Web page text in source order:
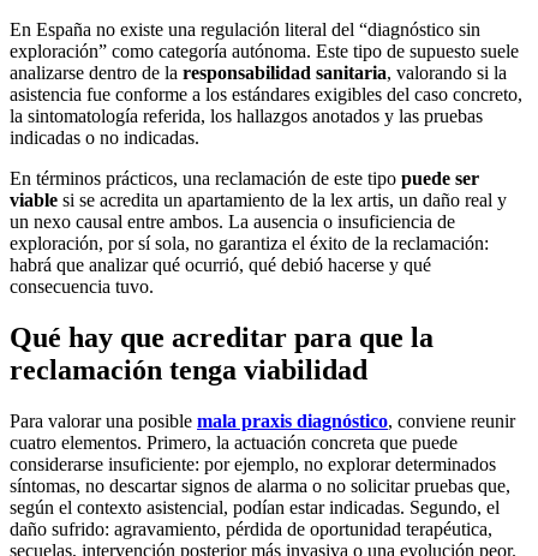
En España no existe una regulación literal del “diagnóstico sin
exploración” como categoría autónoma. Este tipo de supuesto suele
analizarse dentro de la responsabilidad sanitaria, valorando si la
asistencia fue conforme a los estándares exigibles del caso concreto,
la sintomatología referida, los hallazgos anotados y las pruebas
indicadas o no indicadas.
En términos prácticos, una reclamación de este tipo puede ser
viable si se acredita un apartamiento de la lex artis, un daño real y
un nexo causal entre ambos. La ausencia o insuficiencia de
exploración, por sí sola, no garantiza el éxito de la reclamación:
habrá que analizar qué ocurrió, qué debió hacerse y qué
consecuencia tuvo.
Qué hay que acreditar para que la
reclamación tenga viabilidad
Para valorar una posible mala praxis diagnóstico, conviene reunir
cuatro elementos. Primero, la actuación concreta que puede
considerarse insuficiente: por ejemplo, no explorar determinados
síntomas, no descartar signos de alarma o no solicitar pruebas que,
según el contexto asistencial, podían estar indicadas. Segundo, el
daño sufrido: agravamiento, pérdida de oportunidad terapéutica,
secuelas, intervención posterior más invasiva o una evolución peor.